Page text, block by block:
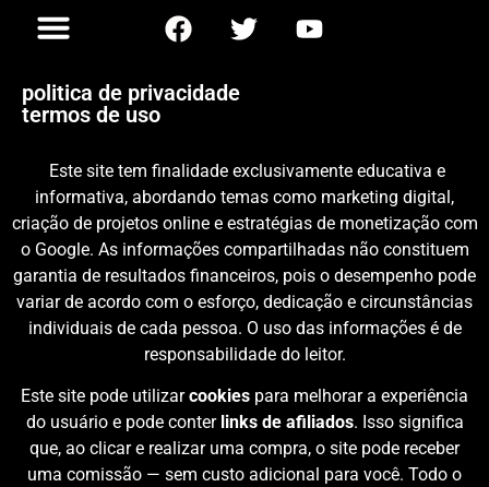
politica de privacidade
termos de uso
Este site tem finalidade exclusivamente educativa e
informativa, abordando temas como marketing digital,
criação de projetos online e estratégias de monetização com
o Google. As informações compartilhadas não constituem
garantia de resultados financeiros, pois o desempenho pode
variar de acordo com o esforço, dedicação e circunstâncias
individuais de cada pessoa. O uso das informações é de
responsabilidade do leitor.
Este site pode utilizarcookies para melhorar a experiência
do usuário e pode conter links de afiliados. Isso significa
que, ao clicar e realizar uma compra, o site pode receber
uma comissão — sem custo adicional para você. Todo o